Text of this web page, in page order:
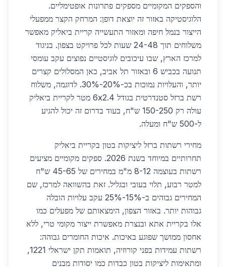
והספקים המקומיים מספקים פתרונות אופטימליים.
הלוגיסטיקה באזור זה יוצאת דופן: המרחק הקצר ממפעלי
הייצור בנמל חיפה ומאזור התעשייה קריית ביאליק מאפשר
משלוחים תוך 24-48 שעות לכל פרויקט בצפון. בניגוד
למרכז הארץ, שבו עיכובים לוגיסטיים נפוצים עקב עומסי
תנועה בכביש 6 ובאזור תל אביב, כאן המסלולים קצרים
יותר, והעלויות נמוכות בכ-20%-30%. לדוגמה, משלוח
רשת ברזל סטנדרטית בגודל 6x2.4 מטר לקריית ביאליק
עולה רק 150-250 ש"ח, בעוד בדרום זה יכול להגיע
ל-500 ש"ח ומעלה.
מחירי רשתות ברזל ליציקות בטון בקריית ביאליק
תחרותיים במיוחד בשנת 2026. ספקים מקומיים מציעים
רשתות בעוצמה 8-12 מ"מ במחירים של 45-65 ש"ח
למטר רבוע, תלוי בעובי ובגליל. זאת בהשוואה למרכז, שם
המחירים גבוהים ב-15%-25% עקב עלויות הובלה
גבוהות יותר. באזור הצפון, הימצאותם של מפעלים כמו
אלו בקריית אתא ובנצרת מאפשרת ייצור מקומי טרי, ללא
אחסון ממושך שפוגע באיכות. איכות החומרים גבוהה:
רשתות עמידות בפני קורוזיה, תואמות תקן ישראלי 1221,
ומתאימות ליציקות בטון כבדות כמו יסודות מבנים